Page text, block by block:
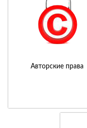
Авторские права